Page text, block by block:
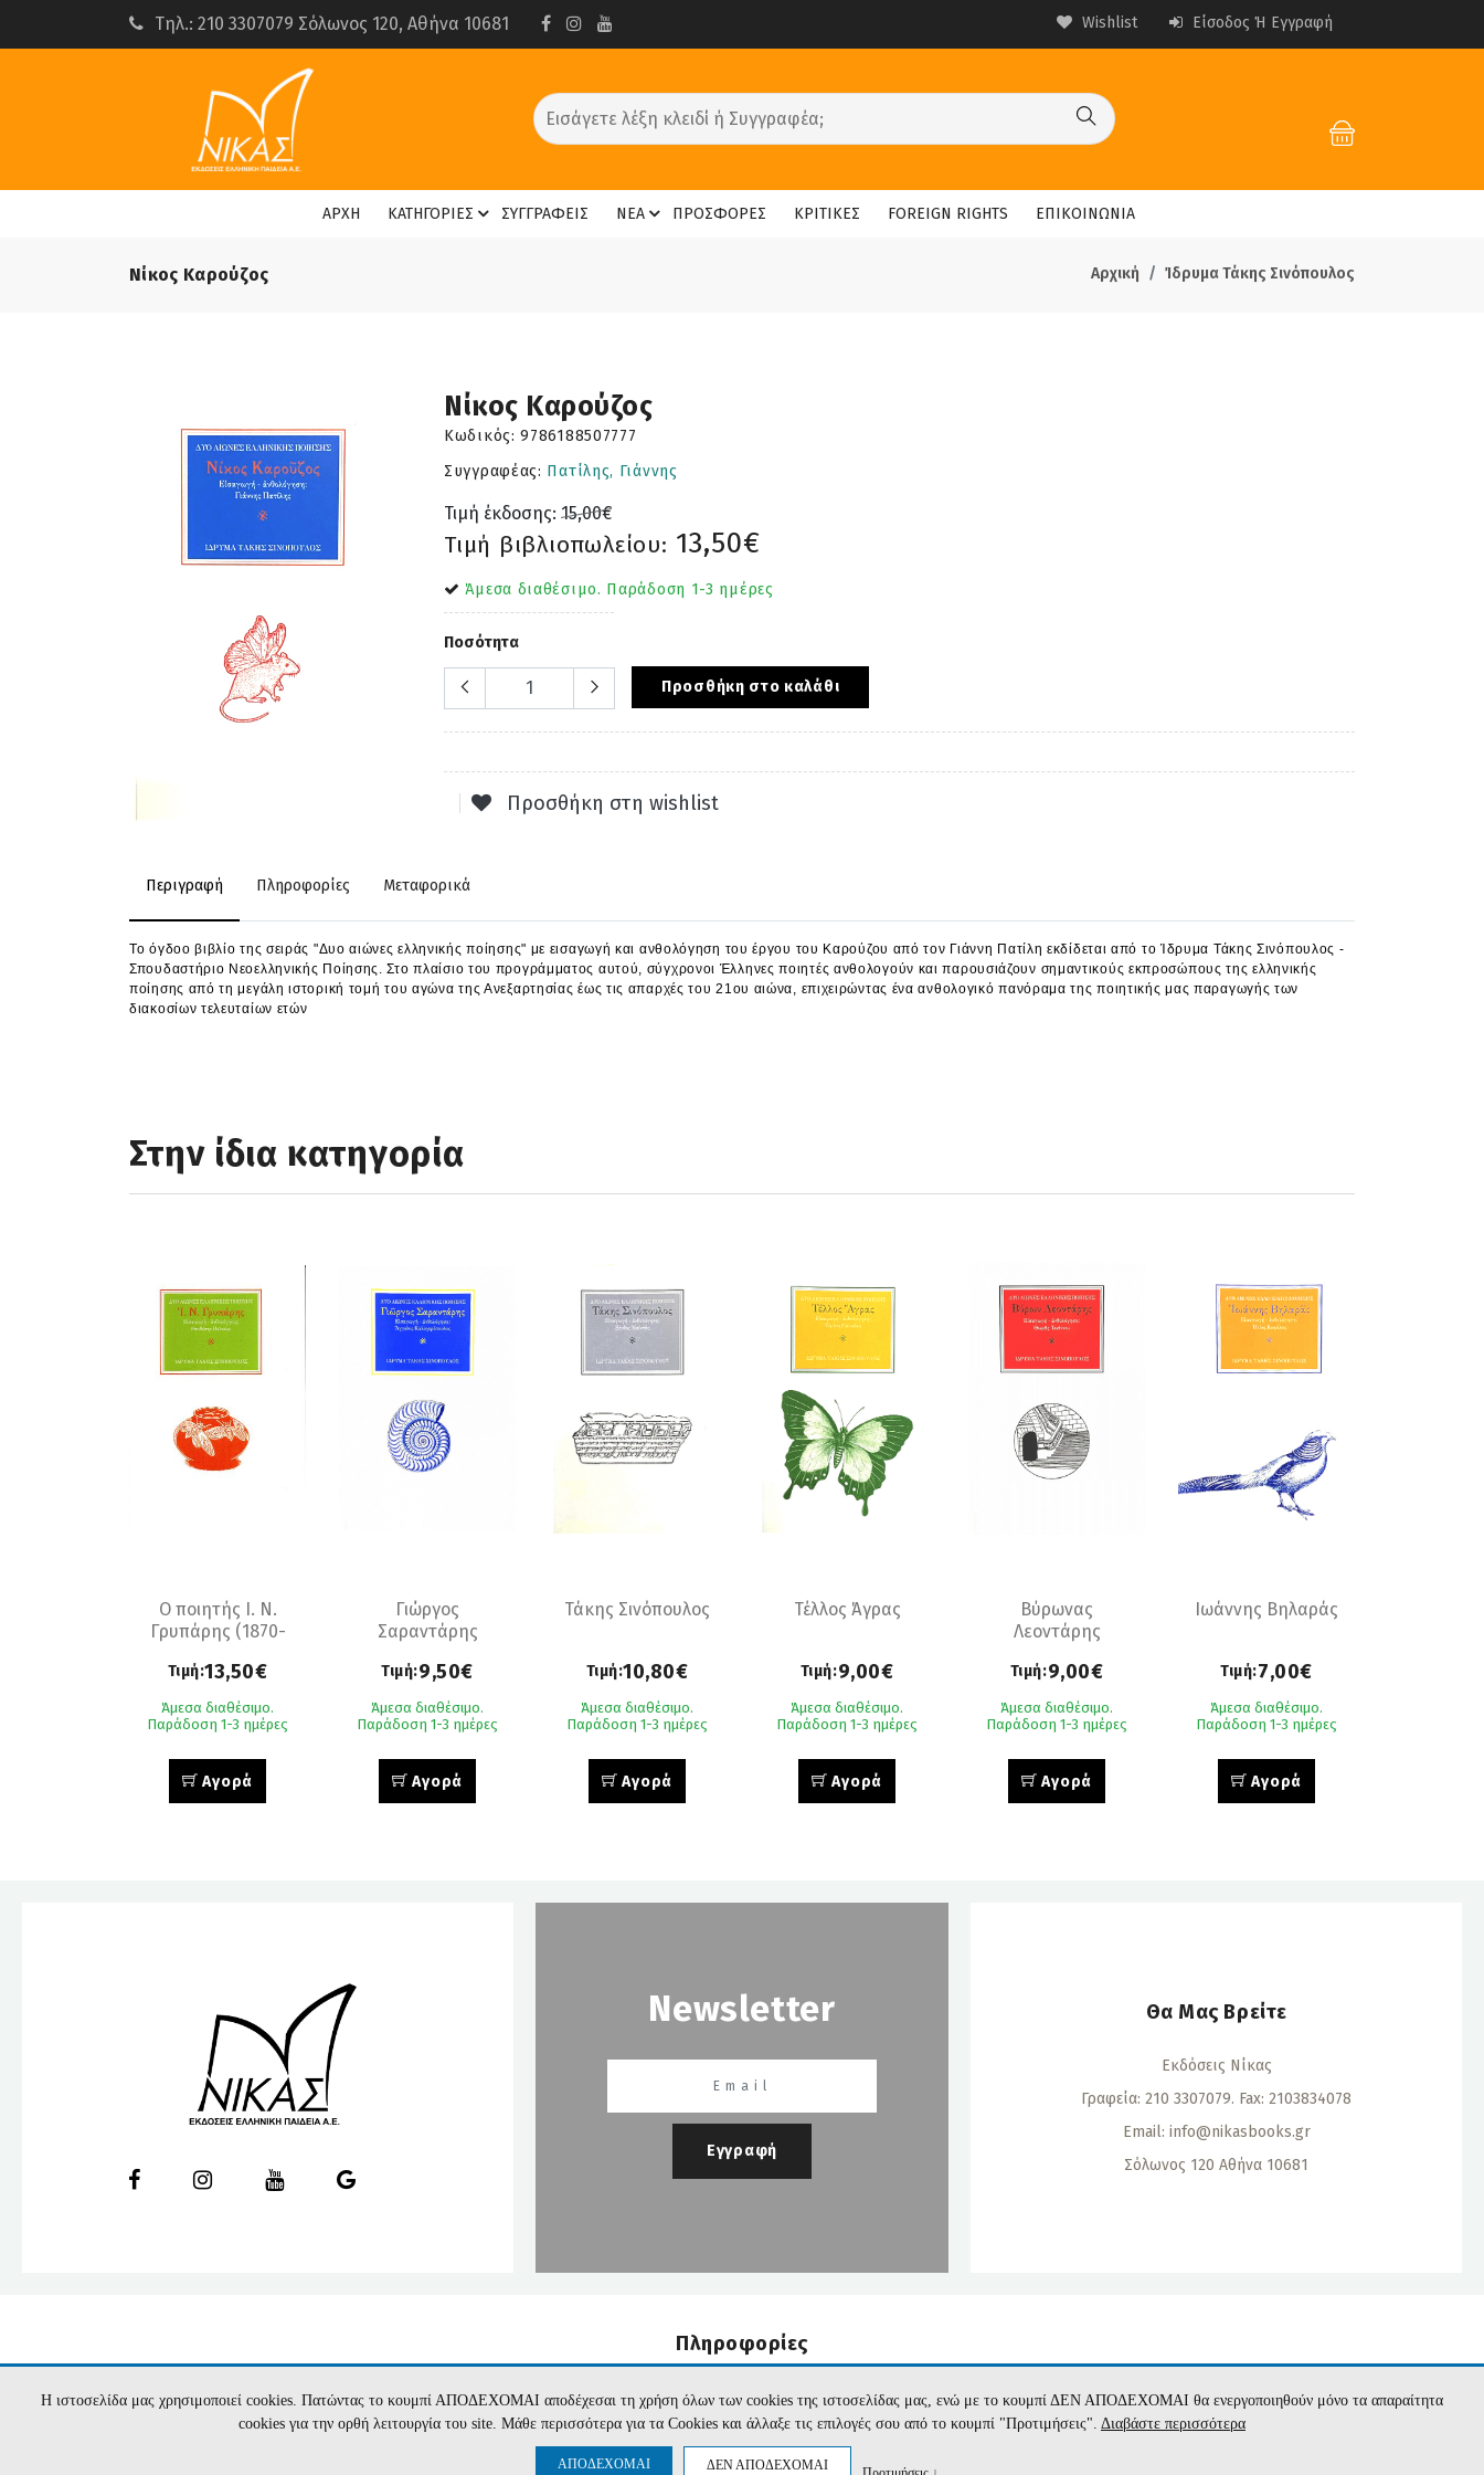
Τηλ.: 210 3307079 Σόλωνος 120, Αθήνα 10681 Wishlist Είσοδος Ή Εγγραφή
ΑΡΧΗ ΚΑΤΗΓΟΡΙΕΣ ΣΥΓΓΡΑΦΕΙΣ ΝΕΑ ΠΡΟΣΦΟΡΕΣ ΚΡΙΤΙΚΕΣ FOREIGN RIGHTS ΕΠΙΚΟΙΝΩΝΙΑ
Νίκος Καρούζος Αρχική Ίδρυμα Τάκης Σινόπουλος
Νίκος Καρούζος
Κωδικός:9786188507777
Συγγραφέας: Πατίλης, Γιάννης
Τιμή έκδοσης: 15,00€
Τιμή βιβλιοπωλείου: 13,50€
Άμεσα διαθέσιμο. Παράδοση 1-3 ημέρες
Ποσότητα
Προσθήκη στο καλάθι
Προσθήκη στη wishlist
Περιγραφή Πληροφορίες Μεταφορικά
Το όγδοο βιβλίο της σειράς "Δυο αιώνες ελληνικής ποίησης" με εισαγωγή και ανθολόγηση του έργου του Καρούζου από τον Γιάννη Πατίλη εκδίδεται από το Ίδρυμα Τάκης Σινόπουλος -
Σπουδαστήριο Νεοελληνικής Ποίησης. Στο πλαίσιο του προγράμματος αυτού, σύγχρονοι Έλληνες ποιητές ανθολογούν και παρουσιάζουν σημαντικούς εκπροσώπους της ελληνικής
ποίησης από τη μεγάλη ιστορική τομή του αγώνα της Ανεξαρτησίας έως τις απαρχές του 21ου αιώνα, επιχειρώντας ένα ανθολογικό πανόραμα της ποιητικής μας παραγωγής των
διακοσίων τελευταίων ετών
Στην ίδια κατηγορία
Ο ποιητής Ι. Ν.
Γρυπάρης (1870-
Τιμή:13,50€
Άμεσα διαθέσιμο.
Παράδοση 1-3 ημέρες
Αγορά
Γιώργος
Σαραντάρης
Τιμή:9,50€
Άμεσα διαθέσιμο.
Παράδοση 1-3 ημέρες
Αγορά
Τάκης Σινόπουλος
Τιμή:10,80€
Άμεσα διαθέσιμο.
Παράδοση 1-3 ημέρες
Αγορά
Τέλλος Άγρας
Τιμή:9,00€
Άμεσα διαθέσιμο.
Παράδοση 1-3 ημέρες
Αγορά
Βύρωνας
Λεοντάρης
Τιμή:9,00€
Άμεσα διαθέσιμο.
Παράδοση 1-3 ημέρες
Αγορά
Ιωάννης Βηλαράς
Τιμή:7,00€
Άμεσα διαθέσιμο.
Παράδοση 1-3 ημέρες
Αγορά
Newsletter
Εγγραφή
Θα Μας Βρείτε
Εκδόσεις Νίκας
Γραφεία: 210 3307079. Fax: 2103834078
Email: info@nikasbooks.gr
Σόλωνος 120 Αθήνα 10681
Πληροφορίες
Η ιστοσελίδα μας χρησιμοποιεί cookies. Πατώντας το κουμπί ΑΠΟΔΕΧΟΜΑΙ αποδέχεσαι τη χρήση όλων των cookies της ιστοσελίδας μας, ενώ με το κουμπί ΔΕΝ ΑΠΟΔΕΧΟΜΑΙ θα ενεργοποιηθούν μόνο τα απαραίτητα
cookies για την ορθή λειτουργία του site. Μάθε περισσότερα για τα Cookies και άλλαξε τις επιλογές σου από το κουμπί "Προτιμήσεις". Διαβάστε περισσότερα
ΑΠΟΔΕΧΟΜΑΙ ΔΕΝ ΑΠΟΔΕΧΟΜΑΙ